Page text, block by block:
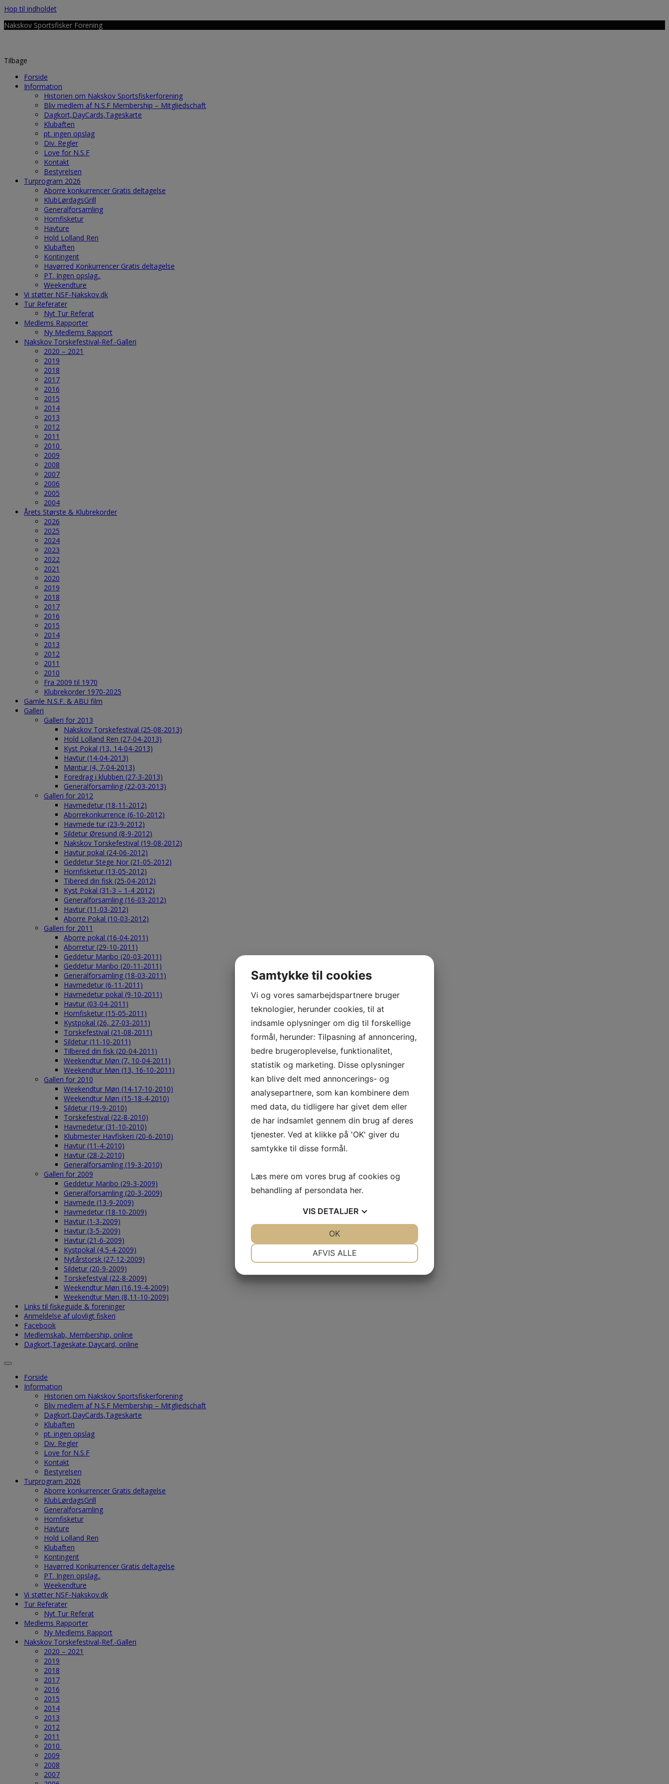
Hop til indholdet
Nakskov Sportsfisker Forening
Tilbage
Forside
Information
Historien om Nakskov Sportsfiskerforening
Bliv medlem af N.S.F Membership – Mitgliedschaft
Dagkort,DayCards,Tageskarte
Klubaften
pt. ingen opslag
Div. Regler
Love for N.S.F
Kontakt
Bestyrelsen
Turprogram 2026
Aborre konkurrencer Gratis deltagelse
KlubLørdagsGrill
Generalforsamling
Hornfisketur
Havture
Hold Lolland Ren
Klubaften
Kontingent
Havørred Konkurrencer Gratis deltagelse
PT. Ingen opslag..
Weekendture
Vi støtter NSF-Nakskov.dk
Tur Referater
Nyt Tur Referat
Medlems Rapporter
Ny Medlems Rapport
Nakskov Torskefestival-Ref.-Galleri
2020 – 2021
2019
2018
2017
2016
2015
2014
2013
2012
2011
2010
2009
2008
2007
2006
2005
2004
Årets Største & Klubrekorder
2026
2025
2024
2023
2022
2021
2020
2019
2018
2017
2016
2015
2014
2013
2012
2011
2010
Fra 2009 til 1970
Klubrekorder 1970-2025
Gamle N.S.F. & ABU film
Galleri
Galleri for 2013
Nakskov Torskefestival (25-08-2013)
Hold Lolland Ren (27-04-2013)
Kyst Pokal (13, 14-04-2013)
Havtur (14-04-2013)
Møntur (4, 7-04-2013)
Foredrag i klubben (27-3-2013)
Generalforsamling (22-03-2013)
Galleri for 2012
Havmedetur (18-11-2012)
Aborrekonkurrence (6-10-2012)
Havmede tur (23-9-2012)
Sildetur Øresund (8-9-2012)
Nakskov Torskefestival (19-08-2012)
Havtur pokal (24-06-2012)
Geddetur Stege Nor (21-05-2012)
Hornfisketur (13-05-2012)
Tibered din fisk (25-04-2012)
Kyst Pokal (31-3 – 1-4 2012)
Generalforsamling (16-03-2012)
Havtur (11-03-2012)
Aborre Pokal (10-03-2012)
Galleri for 2011
Aborre pokal (16-04-2011)
Aborretur (29-10-2011)
Geddetur Maribo (20-03-2011)
Geddetur Maribo (20-11-2011)
Generalforsamling (18-03-2011)
Havmedetur (6-11-2011)
Havmedetur pokal (9-10-2011)
Havtur (03-04-2011)
Hornfisketur (15-05-2011)
Kystpokal (26, 27-03-2011)
Torskefestival (21-08-2011)
Sildetur (11-10-2011)
Tilbered din fisk (20-04-2011)
Weekendtur Møn (7, 10-04-2011)
Weekendtur Møn (13, 16-10-2011)
Galleri for 2010
Weekendtur Møn (14-17-10-2010)
Weekendtur Møn (15-18-4-2010)
Sildetur (19-9-2010)
Torskefestival (22-8-2010)
Havmedetur (31-10-2010)
Klubmester Havfiskeri (20-6-2010)
Havtur (11-4-2010)
Havtur (28-2-2010)
Generalforsamling (19-3-2010)
Galleri for 2009
Geddetur Maribo (29-3-2009)
Generalforsamling (20-3-2009)
Havmede (13-9-2009)
Havmedetur (18-10-2009)
Havtur (1-3-2009)
Havtur (3-5-2009)
Havtur (21-6-2009)
Kystpokal (4,5-4-2009)
Nytårstorsk (27-12-2009)
Sildetur (20-9-2009)
Torskefestval (22-8-2009)
Weekendtur Møn (16,19-4-2009)
Weekendtur Møn (8,11-10-2009)
Links til fiskeguide & foreninger
Anmeldelse af ulovligt fiskeri
Facebook
Medlemskab, Membership, online
Dagkort,Tageskate,Daycard, online
Forside
Information
Historien om Nakskov Sportsfiskerforening
Bliv medlem af N.S.F Membership – Mitgliedschaft
Dagkort,DayCards,Tageskarte
Klubaften
pt. ingen opslag
Div. Regler
Love for N.S.F
Kontakt
Bestyrelsen
Turprogram 2026
Aborre konkurrencer Gratis deltagelse
KlubLørdagsGrill
Generalforsamling
Hornfisketur
Havture
Hold Lolland Ren
Klubaften
Kontingent
Havørred Konkurrencer Gratis deltagelse
PT. Ingen opslag..
Weekendture
Vi støtter NSF-Nakskov.dk
Tur Referater
Nyt Tur Referat
Medlems Rapporter
Ny Medlems Rapport
Nakskov Torskefestival-Ref.-Galleri
2020 – 2021
2019
2018
2017
2016
2015
2014
2013
2012
2011
2010
2009
2008
2007
Samtykke til cookies
Vi og vores samarbejdspartnere bruger
teknologier, herunder cookies, til at
indsamle oplysninger om dig til forskellige
formål, herunder: Tilpasning af annoncering,
bedre brugeroplevelse, funktionalitet,
statistik og marketing. Disse oplysninger
kan blive delt med annoncerings- og
analysepartnere, som kan kombinere dem
med data, du tidligere har givet dem eller
de har indsamlet gennem din brug af deres
tjenester. Ved at klikke på 'OK' giver du
samtykke til disse formål.
Læs mere om vores brug af cookies og
behandling af persondata her.
VIS DETALJER
AFVIS ALLE
OK